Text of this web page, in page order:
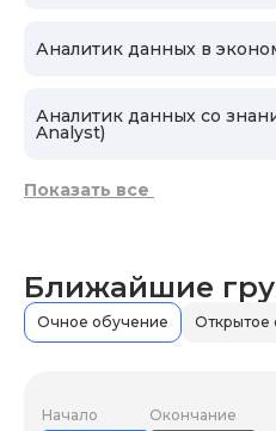
Аналитик данных в
Аналитик данных со
Analyst)
Показать все
Ближайшие
Очное обучение Открытое
Начало
Окончание